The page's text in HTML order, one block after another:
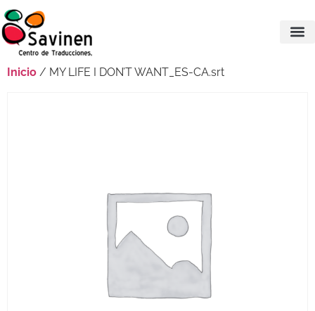
Inicio / MY LIFE I DON’T WANT_ES-CA.srt